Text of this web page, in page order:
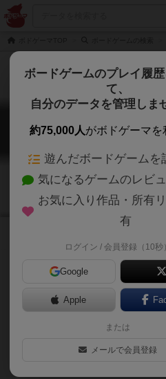
カスカディア：
Cascadia:
ご協力く
当サイトに掲載されている
の情報は、ボドゲーマ運
ーご本人様・有志の皆様に
ボードゲームのプレイ履
て、
自分のデータを管理しま
約75,000人がボドゲーマを
遊んだボードゲームを
気になるゲームのレビ
お気に入り作品・所有
有
ログイン / 会員登録（10秒）
Google
Apple
または
メールで会員登録